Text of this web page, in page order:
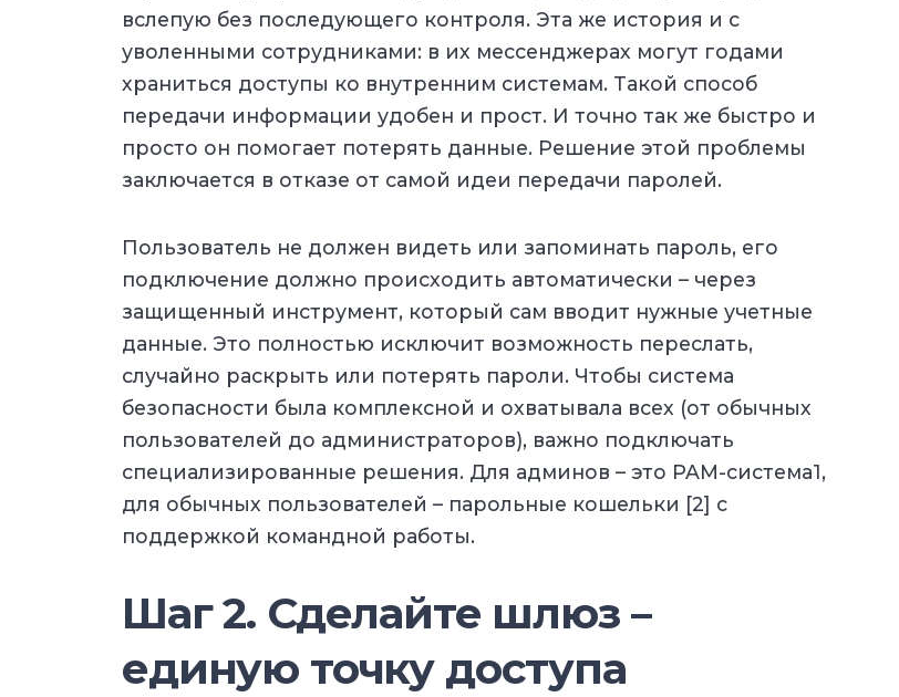
вслепую без последующего контроля. Эта же история и с
уволенными сотрудниками: в их мессенджерах могут годами
храниться доступы ко внутренним системам. Такой способ
передачи информации удобен и прост. И точно так же быстро и
просто он помогает потерять данные. Решение этой проблемы
заключается в отказе от самой идеи передачи паролей.
Пользователь не должен видеть или запоминать пароль, его
подключение должно происходить автоматически – через
защищенный инструмент, который сам вводит нужные учетные
данные. Это полностью исключит возможность переслать,
случайно раскрыть или потерять пароли. Чтобы система
безопасности была комплексной и охватывала всех (от обычных
пользователей до администраторов), важно подключать
специализированные решения. Для админов – это PAM-система1,
для обычных пользователей – парольные кошельки [2] с
поддержкой командной работы.
Шаг 2. Сделайте шлюз –
единую точку доступа